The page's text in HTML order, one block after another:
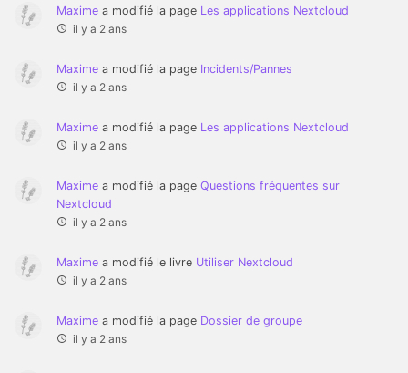
Maxime a modifié la page Les applications Nextcloud
il y a 2 ans
Maxime a modifié la page Incidents/Pannes
il y a 2 ans
Maxime a modifié la page Les applications Nextcloud
il y a 2 ans
Maxime a modifié la page Questions fréquentes sur
Nextcloud
il y a 2 ans
Maxime a modifié le livre Utiliser Nextcloud
il y a 2 ans
Maxime a modifié la page Dossier de groupe
il y a 2 ans